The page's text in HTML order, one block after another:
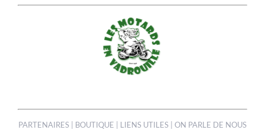
PARTENAIRES BOUTIQUE LIENS UTILES
ON PARLE DE NOUS